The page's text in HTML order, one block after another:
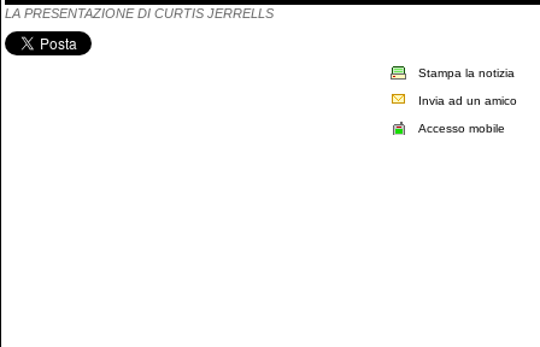
LA PRESENTAZIONE DI CURTIS JERRELLS
Stampa la notizia
Invia ad un amico
Accesso mobile